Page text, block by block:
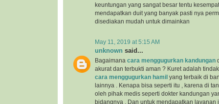
keuntungan yang sangat besar tentu
mendapatkan duit yang banyak pasti nya
disediakan mudah untuk dimainkan
May 11, 2019 at 5:15 AM
unknown said...
Bagaimana cara menggugurkan kandungan
akurat dan terbukti aman ? Kuret adalah
cara menggugurkan hamil yang terbaik di
lainnya . Kenapa bisa seperti itu , karena di
oleh pihak medis seperti dokter kandungan
bidangnya . Dan untuk mendapatkan layanan